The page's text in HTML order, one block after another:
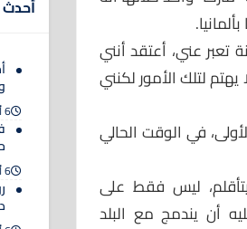
تعبر عني، أعتقد أنني
لتلك الأمور لكنني
في الوقت الحالي
ليس فقط على
أن يندمج مع البلد
أحدث
6 أغسطس 2026
6 أغسطس 2026